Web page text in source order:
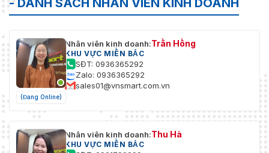
- DANH SÁCH NHÂN VIÊN KINH DOANH
(Đang Online)
Nhân viên kinh doanh:Trần Hồng
KHU VỰC MIỀN BẮC
SĐT: 0936365292
Zalo: 0936365292
sales01@vnsmart.com.vn
Nhân viên kinh doanh:Thu Hà
KHU VỰC MIỀN BẮC